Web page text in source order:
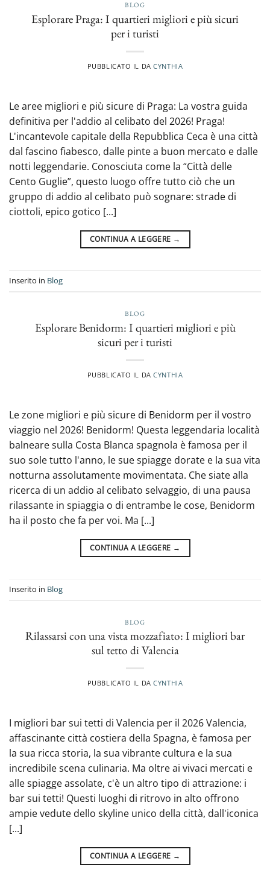
BLOG
Esplorare Praga: I quartieri migliori e più sicuri
per i turisti
PUBBLICATO IL DACYNTHIA
Le aree migliori e più sicure di Praga: La vostra guida
definitiva per l'addio al celibato del 2026! Praga!
L'incantevole capitale della Repubblica Ceca è una città
dal fascino fiabesco, dalle pinte a buon mercato e dalle
notti leggendarie. Conosciuta come la “Città delle
Cento Guglie”, questo luogo offre tutto ciò che un
gruppo di addio al celibato può sognare: strade di
ciottoli, epico gotico [...]
CONTINUA A LEGGERE →
Inserito in Blog
BLOG
Esplorare Benidorm: I quartieri migliori e più
sicuri per i turisti
PUBBLICATO IL DACYNTHIA
Le zone migliori e più sicure di Benidorm per il vostro
viaggio nel 2026! Benidorm! Questa leggendaria località
balneare sulla Costa Blanca spagnola è famosa per il
suo sole tutto l'anno, le sue spiagge dorate e la sua vita
notturna assolutamente movimentata. Che siate alla
ricerca di un addio al celibato selvaggio, di una pausa
rilassante in spiaggia o di entrambe le cose, Benidorm
ha il posto che fa per voi. Ma [...]
CONTINUA A LEGGERE →
Inserito in Blog
BLOG
Rilassarsi con una vista mozzafiato: I migliori bar
sul tetto di Valencia
PUBBLICATO IL DACYNTHIA
I migliori bar sui tetti di Valencia per il 2026 Valencia,
affascinante città costiera della Spagna, è famosa per
la sua ricca storia, la sua vibrante cultura e la sua
incredibile scena culinaria. Ma oltre ai vivaci mercati e
alle spiagge assolate, c'è un altro tipo di attrazione: i
bar sui tetti! Questi luoghi di ritrovo in alto offrono
ampie vedute dello skyline unico della città, dall'iconica
[...]
CONTINUA A LEGGERE →